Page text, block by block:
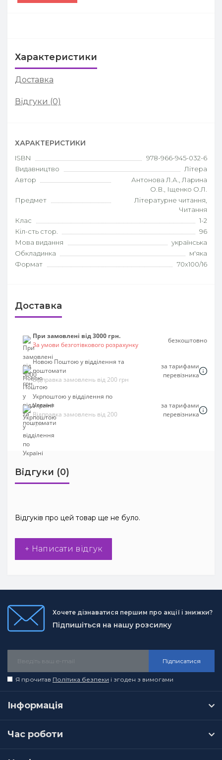
Характеристики
Доставка
Відгуки (0)
ХАРАКТЕРИСТИКИ
ISBN
978-966-945-032-6
Видавництво
Літера
Автор
Антонова Л.А., Ларина
О.В., Іщенко О.Л.
Предмет
Літературне читання,
Читання
Клас
1-2
Кіл-сть стор.
96
Мова видання
українська
Обкладинка
м'яка
Формат
70х100/16
Доставка
При замовлені від 3000 грн.
За умови безготівкового розрахунку
безкоштовно
Новою Поштою у відділення та
поштомати
Відправка замовлень від 200 грн
за тарифами
перевізника
Укрпоштою у відділення по
Україні
Відправка замовлень від 200
грн
за тарифами
перевізника
Відгуки (0)
Відгуків про цей товар ще не було.
+ Написати відгук
Хочете дізнаватися першим про акції і знижки?
Підпишіться на нашу розсилку
Підписатися
Я прочитав Політика безпеки і згоден з вимогами
Інформація
Час роботи